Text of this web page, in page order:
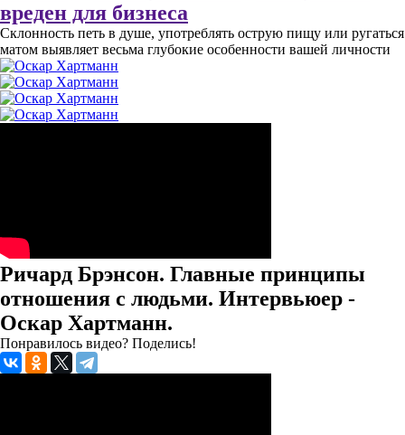
вреден для бизнеса
Склонность петь в душе, употреблять острую пищу или ругаться
матом выявляет весьма глубокие особенности вашей личности
Ричард Брэнсон. Главные принципы
отношения с людьми. Интервьюер -
Оскар Хартманн.
Понравилось видео? Поделись!